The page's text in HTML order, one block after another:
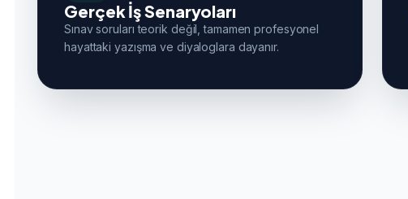
Gerçek İş Senaryoları
Sınav soruları teorik değil, tamamen profesyonel
hayattaki yazışma ve diyaloglara dayanır.